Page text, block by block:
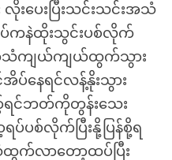
းပေးပြီးသင်းသင်းအသံ
ကနဲထိုးသွင်းပစ်လိုက်
အသံကျယ်ကျယ်ထွက်သွား
ပ်နေရင်လန့်နိုးသွား
ရင်ဘတ်ကိုတွန်းသေး
ပစ်လိုက်ပြီးနို့ပြန်စို့ရ
က်လာတော့ထပ်ပြီး